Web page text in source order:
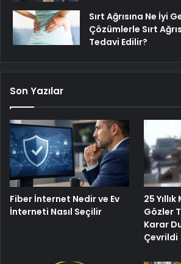
Sırt Ağrısına Ne İyi
Çözümlerle Sırt
Tedavi Edilir?
Son Yazılar
Fiber İnternet Nedir ve Ev
İnterneti Nasıl Seçilir
25
Gözler
Karar
Çevrildi